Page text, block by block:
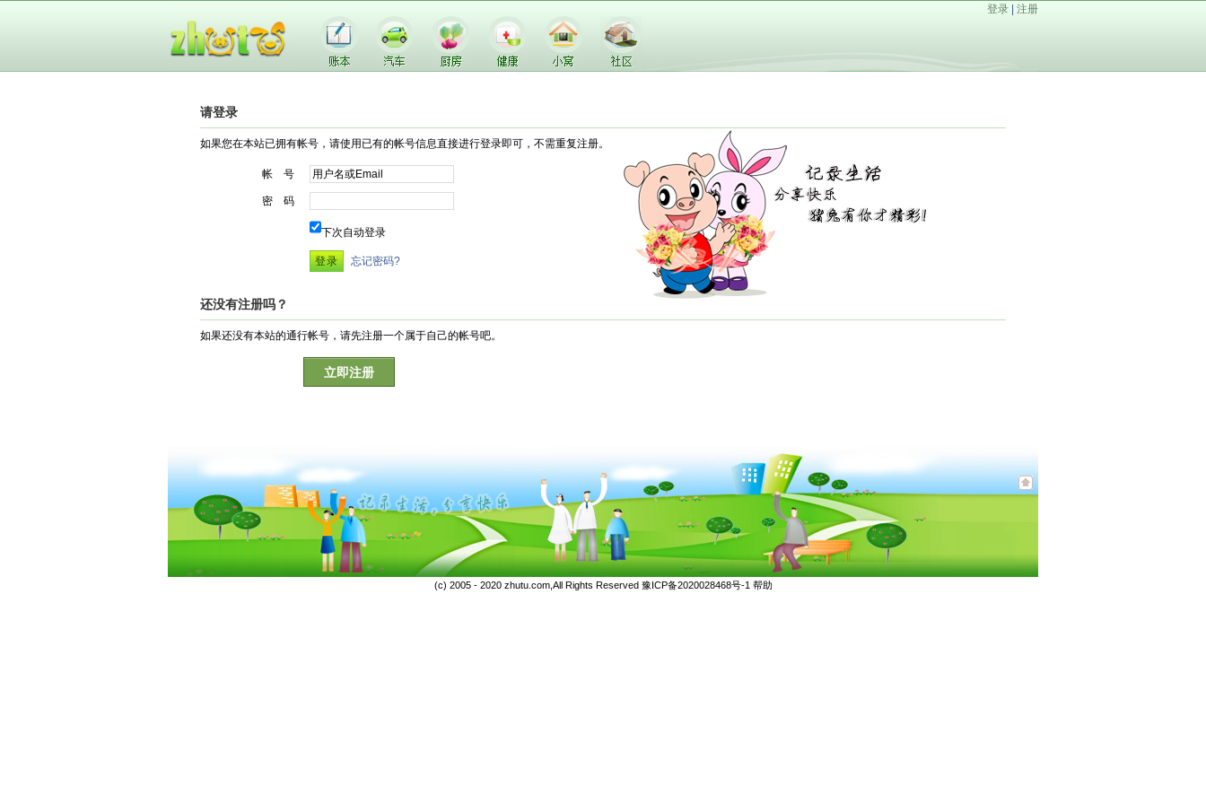
登录 注册
请登录
如果您在本站已拥有帐号，请使用已有的帐号信息直接进行登录即可，不需重复注册。
帐 号
密 码
下次自动登录
忘记密码?
还没有注册吗？
如果还没有本站的通行帐号，请先注册一个属于自己的帐号吧。
立即注册
(c) 2005 - 2020 zhutu.com,All Rights Reserved 豫ICP备2020028468号-1 帮助